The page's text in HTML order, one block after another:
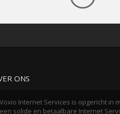
ONS
Voxio Internet Services is opgericht in
een solide en betaalbare Internet